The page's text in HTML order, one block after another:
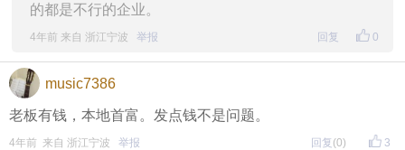
的都是不行的企业。
0
4年前 来自 浙江宁波 举报 回复
music7386
老板有钱，本地首富。发点钱不是问题。
3
4年前 来自 浙江宁波 举报 回复 (0)